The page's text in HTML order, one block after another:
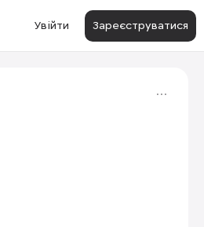
Увійти Зареєструватися